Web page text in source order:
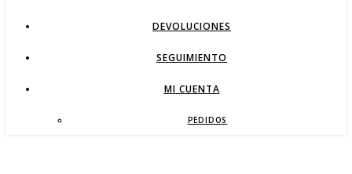
DEVOLUCIONES
SEGUIMIENTO
MI CUENTA
PEDIDOS